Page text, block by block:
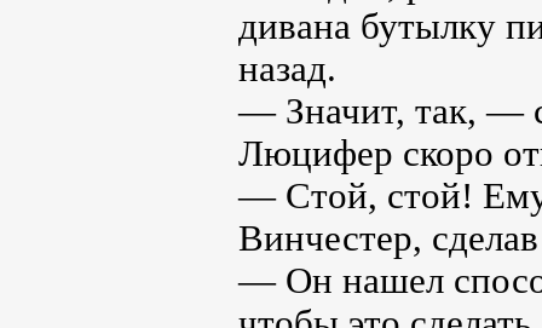
дивана бутылку
назад.
— Значит, так, —
Люцифер скоро
— Стой, стой! Ему
Винчестер,
— Он нашел